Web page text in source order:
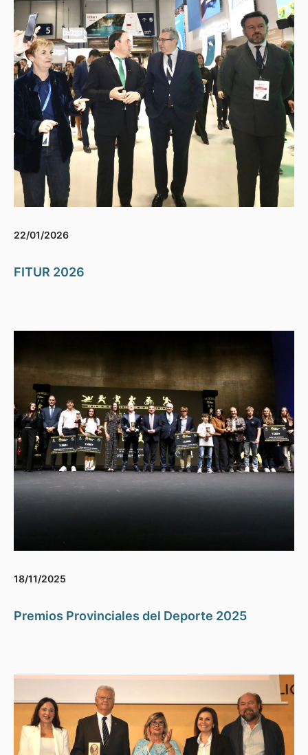
22/01/2026
FITUR 2026
18/11/2025
Premios Provinciales del Deporte 2025